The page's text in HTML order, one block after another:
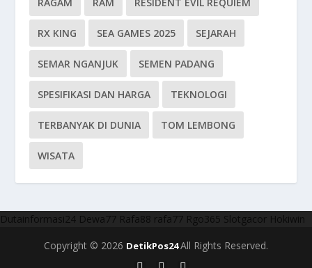
RX KING SEA GAMES 2025 SEJARAH
SEMAR NGANJUK SEMEN PADANG
SPESIFIKASI DAN HARGA TEKNOLOGI
TERBANYAK DI DUNIA TOM LEMBONG
WISATA
Dutainformasi24 Dewa77 Rafa88 rafa77 Rgo365 Slotgacor Hokiwin
Copyright © 2026 DetikPos24All Rights Reserved.